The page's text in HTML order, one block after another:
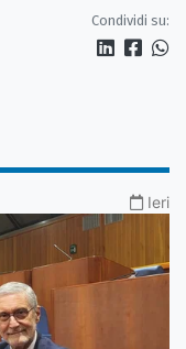
Condividi su:
Ieri